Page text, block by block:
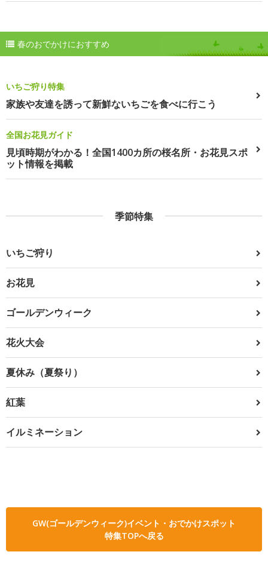
春のおでかけにおすすめ
いちご狩り特集
家族や友達を誘って新鮮ないちごを食べに行こう
全国お花見ガイド
見頃時期がわかる！全国1400カ所の桜名所・お花見スポ
ット情報を掲載
季節特集
いちご狩り
お花見
ゴールデンウィーク
花火大会
夏休み（夏祭り）
紅葉
イルミネーション
GW(ゴールデンウィーク)イベント・おでかけスポット
特集TOPへ戻る